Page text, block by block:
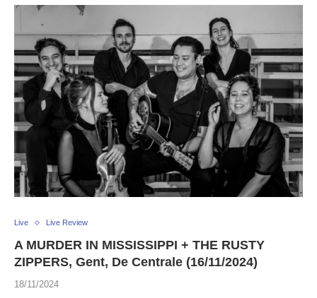
Live Live Review
A MURDER IN MISSISSIPPI + THE RUSTY
ZIPPERS, Gent, De Centrale (16/11/2024)
18/11/2024